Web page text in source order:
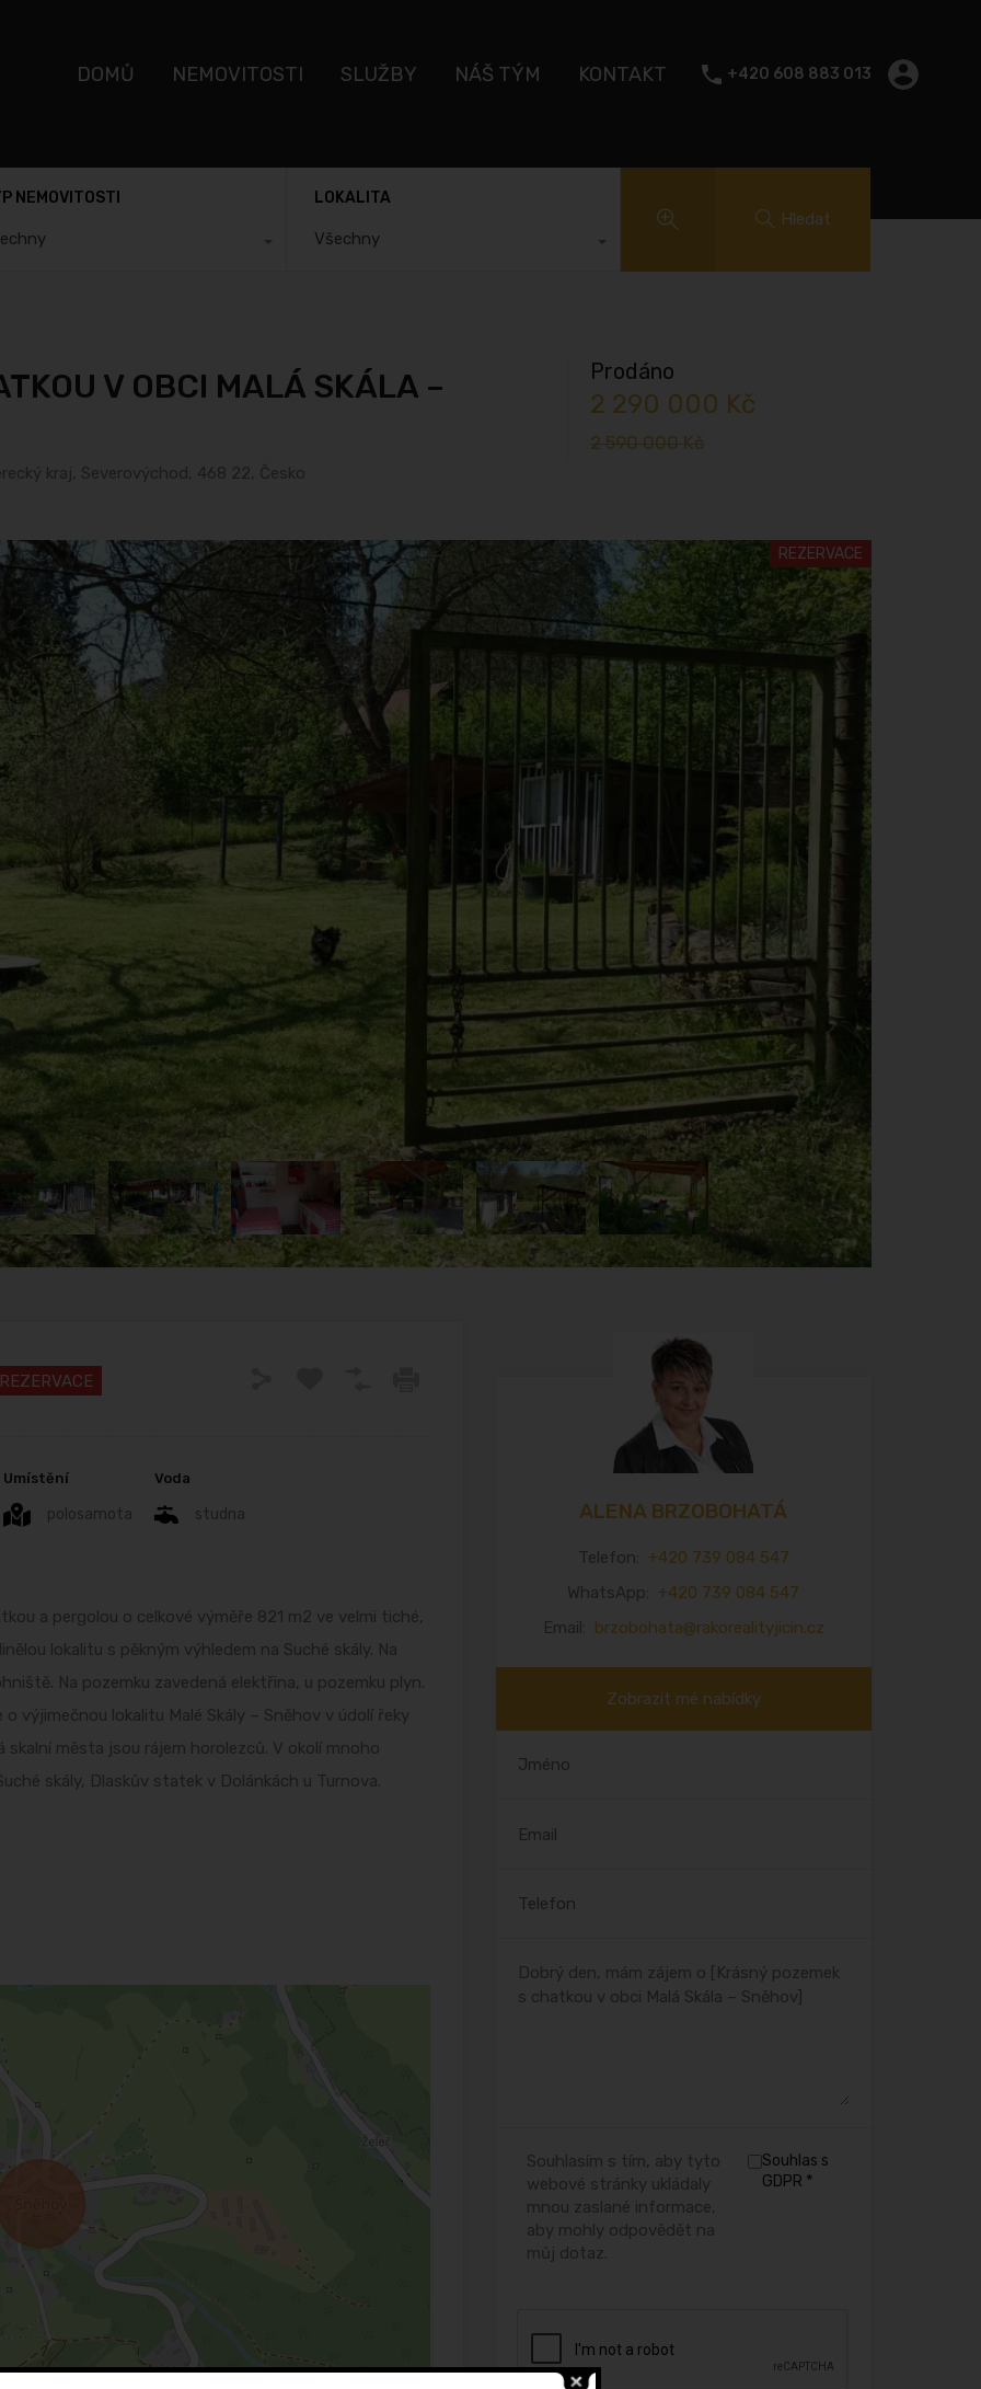
DOMŮ NEMOVITOSTI SLUŽBY NÁŠ TÝM KONTAKT +420 608 883 013
NEMOVITOSTI LOKALITA
Všechny
Hledat
V OBCI MALÁ SKÁLA – Prodáno
2 290 000 Kč
2 590 000 Kč
REZERVACE
Umístění
polosamota
Voda
studna
a pergolou o celkové výměře 821 m2 ve velmi tiché,
lokalitu s pěkným výhledem na Suché skály. Na
Na pozemku zavedená elektřina, u pozemku plyn.
výjimečnou lokalitu Malé Skály – Sněhov v údolí řeky
skalní města jsou rájem horolezců. V okolí mnoho
skály, Dlaskův statek v Dolánkách u Turnova.
ALENA BRZOBOHATÁ
Telefon: +420 739 084 547
WhatsApp: +420 739 084 547
Email: brzobohata@rakorealityjicin.cz
Zobrazit mé nabídky
Souhlas s
GDPR *
Souhlasím s tím, aby tyto
webové stránky ukládaly
mnou zaslané informace,
aby mohly odpovědět na
můj dotaz.